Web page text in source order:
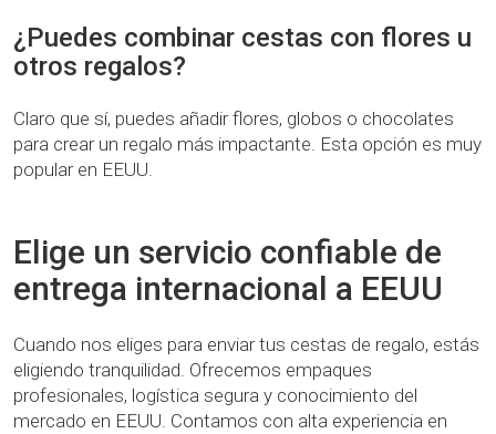
¿Puedes combinar cestas con flores u
otros regalos?
Claro que sí, puedes añadir flores, globos o chocolates
para crear un regalo más impactante. Esta opción es muy
popular en EEUU.
Elige un servicio confiable de
entrega internacional a EEUU
Cuando nos eliges para enviar tus cestas de regalo, estás
eligiendo tranquilidad. Ofrecemos empaques
profesionales, logística segura y conocimiento del
mercado en EEUU. Contamos con alta experiencia en